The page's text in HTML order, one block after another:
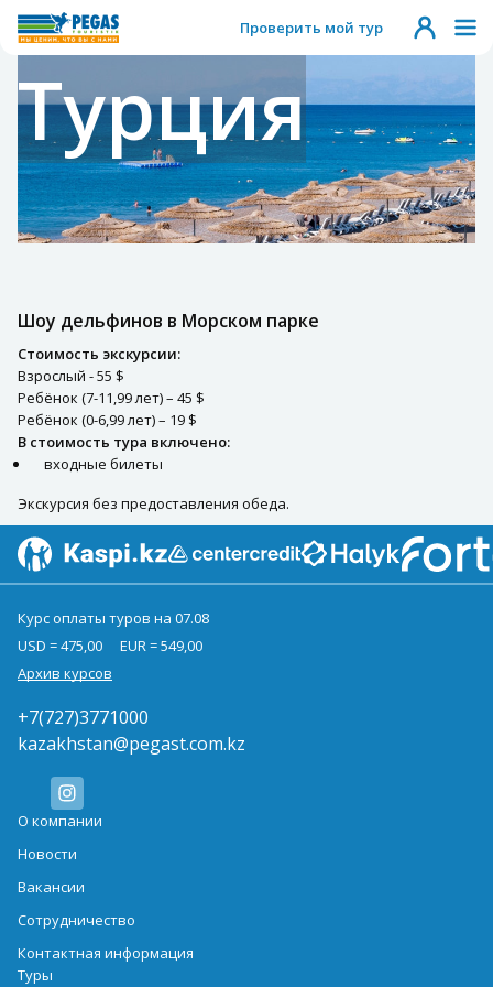
Проверить мой тур
Турция
Шоу дельфинов в Морском парке
Стоимость экскурсии:
Взрослый - 55 $
Ребёнок (7-11,99 лет) – 45 $
Ребёнок (0-6,99 лет) – 19 $
В стоимость тура включено:
входные билеты
Экскурсия без предоставления обеда.
Курс оплаты туров на 07.08
USD = 475,00
EUR = 549,00
Архив курсов
+7(727)3771000
kazakhstan@pegast.com.kz
О компании
Новости
Вакансии
Сотрудничество
Контактная информация
Туры